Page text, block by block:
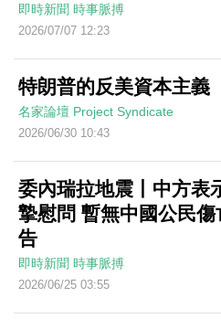
即時新聞 時事脈搏
2026/07/07 12:23
特朗普的反美資本主義
名家論壇 Project Syndicate
2026/06/30 10:43
委內瑞拉地震丨中方表
摯慰問 暫無中國公民傷
告
即時新聞 時事脈搏
2026/06/25 03:55